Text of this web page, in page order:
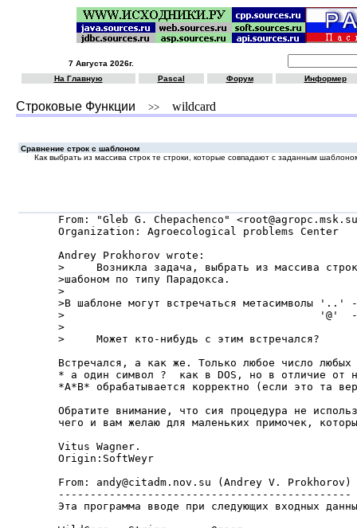
7 Августа 2026г.
На Главную
Pascal Форум Информер
Строковые Функции >> wildcard
Сравнение строк с шаблоном
Как выбрать из массива строк те строки, которые совпадают с заданным
From: "Gleb G. Chepachenco"
Organization: Agroecological problems Center
Andrey Prokhorov wrote:
>     Возникла задача, выбрать из массива
>шабоном по типу Парадокса.
>
>В шаблоне могут встречаться метасимволы '..'
>                                        '@'  -
>
>     Может кто-нибудь с этим встречался?
Встречался, а как же. Только любое число любых
* а один символ ?  как в DOS, но в отличие от
*A*B* обрабатывается корректно (если это та
Обратите внимание, что сия процедура не
чего и вам желаю для маленьких примочек,
Vitus Wagner.
Origin:SoftWeyr
From: andy@citadm.nov.su (Andrey V. Prokhorov)
----------------------------------------------
Эта программа вводе при следующих входных